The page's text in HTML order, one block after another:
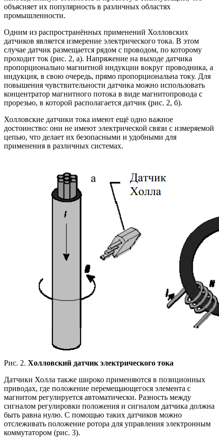
объясняет их популярность в различных областях
промышленности.
Одним из распространённых применений Холловских
датчиков является измерение электрического тока. В этом
случае датчик размещается рядом с проводом, по которому
проходит ток (рис. 2, а). Напряжение на выходе датчика
пропорционально магнитной индукции вокруг проводника, а
индукция, в свою очередь, прямо пропорциональна току. Для
повышения чувствительности датчика можно использовать
концентратор магнитного потока в виде магнитопровода с
прорезью, в которой располагается датчик (рис. 2, б).
Холловские датчики тока имеют ещё одно важное
достоинство: они не имеют электрической связи с измеряемой
цепью, что делает их безопасными и удобными для
применения в различных системах.
Рис. 2. Холловский датчик электрического тока
Датчики Холла также широко применяются в позиционных
приводах, где положение перемещающегося элемента с
магнитом регулируется автоматически. Разность между
сигналом регулировки положения и сигналом датчика должна
быть равна нулю. С помощью таких датчиков можно
отслеживать положение ротора для управления электронным
коммутатором (рис. 3).